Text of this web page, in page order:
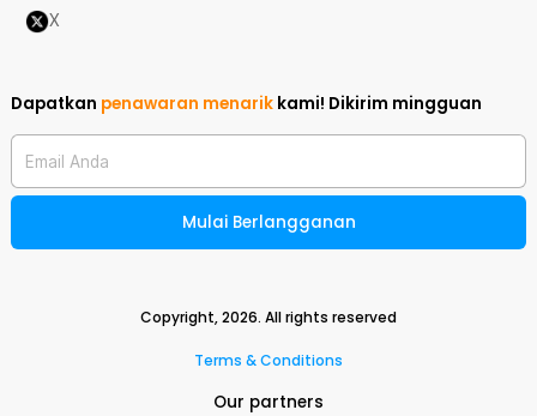
X
Dapatkan penawaran menarik kami! Dikirim mingguan
Email Anda
Mulai Berlangganan
Copyright,2026. All rights reserved
Terms & Conditions
Our partners